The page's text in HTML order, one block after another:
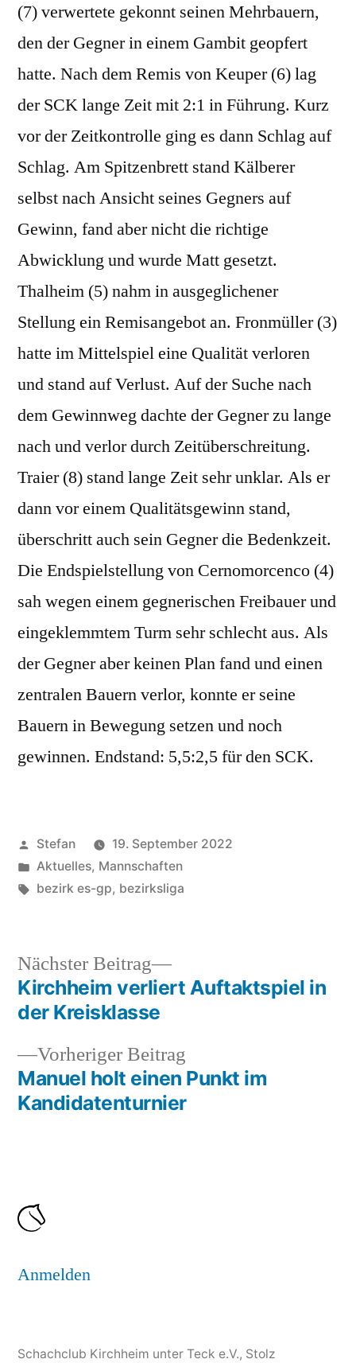
(7) verwertete gekonnt seinen Mehrbauern,
den der Gegner in einem Gambit geopfert
hatte. Nach dem Remis von Keuper (6) lag
der SCK lange Zeit mit 2:1 in Führung. Kurz
vor der Zeitkontrolle ging es dann Schlag auf
Schlag. Am Spitzenbrett stand Kälberer
selbst nach Ansicht seines Gegners auf
Gewinn, fand aber nicht die richtige
Abwicklung und wurde Matt gesetzt.
Thalheim (5) nahm in ausgeglichener
Stellung ein Remisangebot an. Fronmüller (3)
hatte im Mittelspiel eine Qualität verloren
und stand auf Verlust. Auf der Suche nach
dem Gewinnweg dachte der Gegner zu lange
nach und verlor durch Zeitüberschreitung.
Traier (8) stand lange Zeit sehr unklar. Als er
dann vor einem Qualitätsgewinn stand,
überschritt auch sein Gegner die Bedenkzeit.
Die Endspielstellung von Cernomorcenco (4)
sah wegen einem gegnerischen Freibauer und
eingeklemmtem Turm sehr schlecht aus. Als
der Gegner aber keinen Plan fand und einen
zentralen Bauern verlor, konnte er seine
Bauern in Bewegung setzen und noch
gewinnen. Endstand: 5,5:2,5 für den SCK.
Veröffentlicht
von
Stefan
19. September 2022
Veröffentlicht
unter
Aktuelles, Mannschaften
Schlagwörter:
bezirk es-gp, bezirksliga
Beitragsnavigation
Vorheriger Beitrag
Beitrag:
Manuel holt einen Punkt im
Kandidatenturnier
Nächster Beitrag
Nächster
Beitrag:
Kirchheim verliert Auftaktspiel in
der Kreisklasse
Anmelden
Schachclub Kirchheim unter Teck e.V., Stolz